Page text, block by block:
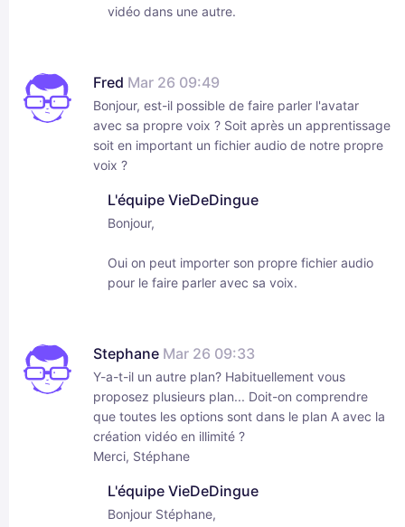
vidéo dans une autre.
Fred Mar 26 09:49
Bonjour, est-il possible de faire parler l'avatar
avec sa propre voix ? Soit après un apprentissage
soit en important un fichier audio de notre propre
voix ?
L'équipe VieDeDingue
Bonjour,
Oui on peut importer son propre fichier audio
pour le faire parler avec sa voix.
Stephane Mar 26 09:33
Y-a-t-il un autre plan? Habituellement vous
proposez plusieurs plan... Doit-on comprendre
que toutes les options sont dans le plan A avec la
création vidéo en illimité ?
Merci, Stéphane
L'équipe VieDeDingue
Bonjour Stéphane,